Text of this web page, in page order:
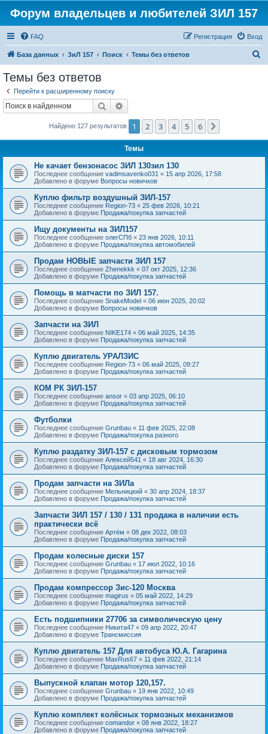
Форум владельцев и любителей ЗИЛ 157
FAQ Вход
Регистрация
База данных ЗиЛ 157 Поиск Темы без ответов
Темы без ответов
Перейти к расширенному поиску
Поиск
Найдено 127 результатов 1 2 3 4 5 6
Темы
Не качает бензонасос ЗИЛ 130зил 130
Последнее сообщение vadimsavenko031 « 15 апр 2026, 17:58
Добавлено в форуме Вопросы новичков
Куплю фильтр воздушный ЗИЛ-157
Последнее сообщение Region-73 « 25 фев 2026, 10:21
Добавлено в форуме Продажа/покупка запчастей
Ищу документы на ЗИЛ157
Последнее сообщение олегСПб « 23 янв 2026, 10:11
Добавлено в форуме Продажа/покупка автомобилей
Продам НОВЫЕ запчасти ЗИЛ 157
Последнее сообщение Zhenekkk « 07 окт 2025, 12:36
Добавлено в форуме Продажа/покупка запчастей
Помощь в матчасти по ЗИЛ 157.
Последнее сообщение SnakeModel « 06 июн 2025, 20:02
Добавлено в форуме Вопросы новичков
Запчасти на ЗИЛ
Последнее сообщение NIKE174 « 06 май 2025, 14:35
Добавлено в форуме Продажа/покупка запчастей
Куплю двигатель УРАЛЗИС
Последнее сообщение Region-73 « 06 май 2025, 09:27
Добавлено в форуме Продажа/покупка запчастей
КОМ РК ЗИЛ-157
Последнее сообщение ansor « 03 апр 2025, 06:10
Добавлено в форуме Продажа/покупка запчастей
Футболки
Последнее сообщение Grunbau « 11 фев 2025, 22:08
Добавлено в форуме Продажа/покупка разного
Куплю раздатку ЗИЛ-157 с дисковым тормозом
Последнее сообщение Алексей541 « 18 авг 2024, 16:30
Добавлено в форуме Продажа/покупка запчастей
Продам запчасти на ЗИЛа
Последнее сообщение Мельницкий « 30 апр 2024, 18:37
Добавлено в форуме Продажа/покупка запчастей
Запчасти ЗИЛ 157 / 130 / 131 продажа в наличии есть
практически всё
Последнее сообщение Артём « 08 дек 2022, 08:03
Добавлено в форуме Продажа/покупка запчастей
Продам колесные диски 157
Последнее сообщение Grunbau « 17 июл 2022, 10:16
Добавлено в форуме Продажа/покупка запчастей
Продам компрессор Зис-120 Москва
Последнее сообщение magirus « 05 май 2022, 14:29
Добавлено в форуме Продажа/покупка запчастей
Есть подшипники 27706 за символическую цену
Последнее сообщение Никита47 « 09 апр 2022, 20:47
Добавлено в форуме Трансмиссия
Куплю двигатель 157 Для автобуса Ю.А. Гагарина
Последнее сообщение MaxRus67 « 11 фев 2022, 21:14
Добавлено в форуме Продажа/покупка запчастей
Выпускной клапан мотор 120,157.
Последнее сообщение Grunbau « 19 янв 2022, 10:49
Добавлено в форуме Продажа/покупка запчастей
Куплю комплект колёсных тормозных механизмов
Последнее сообщение comandor « 08 янв 2022, 18:27
Добавлено в форуме Продажа/покупка запчастей